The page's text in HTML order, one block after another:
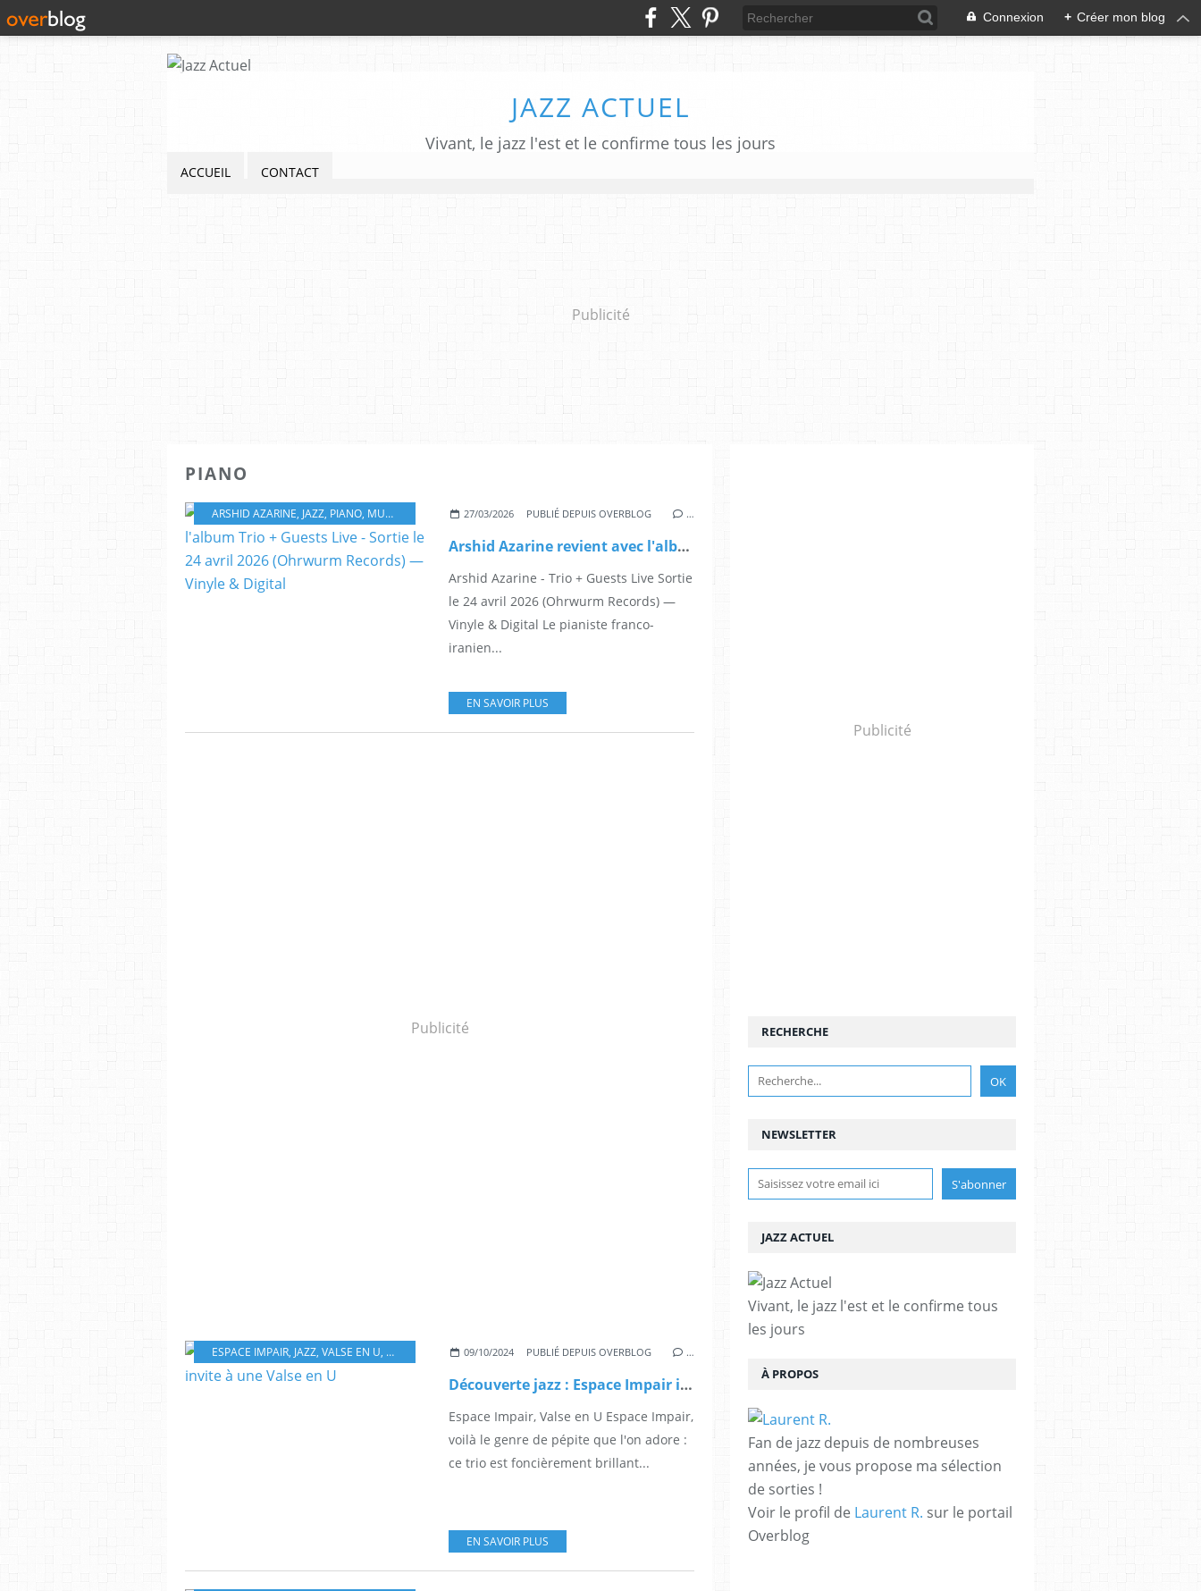
Connexion + Créer mon blog
JAZZ ACTUEL
Vivant, le jazz l'est et le confirme tous les jours
ACCUEIL CONTACT
Publicité
PIANO
ARSHID AZARINE, JAZZ, PIANO, MUSIQUE ,PIANISTE,TRIO + GUESTS LIVE,VORTICITY OHRWURM RECORDS NURIA ROVIRA SALAT
27/03/2026 PUBLIÉ DEPUIS OVERBLOG …
Arshid Azarine revient avec l'album Trio + Guests Live - Sortie le 24 avril 2026 (Ohrwurm Records) — Vinyle & Digital
Arshid Azarine - Trio + Guests Live Sortie
le 24 avril 2026 (Ohrwurm Records) —
Vinyle & Digital Le pianiste franco-
iranien...
EN SAVOIR PLUS
Publicité
ESPACE IMPAIR, JAZZ, VALSE EN U, MATTHIEU BUCHANIEK,GÉRALD LACHARRIÈRE,MUSIQUE,ALBUM
09/10/2024 PUBLIÉ DEPUIS OVERBLOG …
Découverte jazz : Espace Impair invite à une Valse en U
Espace Impair, Valse en U Espace Impair,
voilà le genre de pépite que l'on adore :
ce trio est foncièrement brillant...
EN SAVOIR PLUS
Publicité
NEWSLETTER
RECHERCHE
JAZZ ACTUEL
Vivant, le jazz l'est et le confirme tous
les jours
À PROPOS
Fan de jazz depuis de nombreuses
années, je vous propose ma sélection
de sorties !
Voir le profil de Laurent R. sur le portail
Overblog